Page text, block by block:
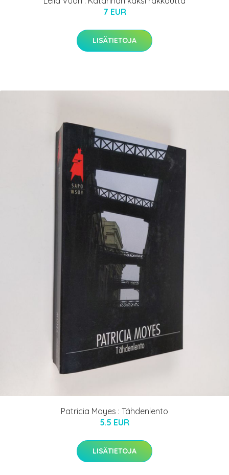
7 EUR
LISÄTIETOJA
Patricia Moyes : Tähdenlento
5.5 EUR
LISÄTIETOJA